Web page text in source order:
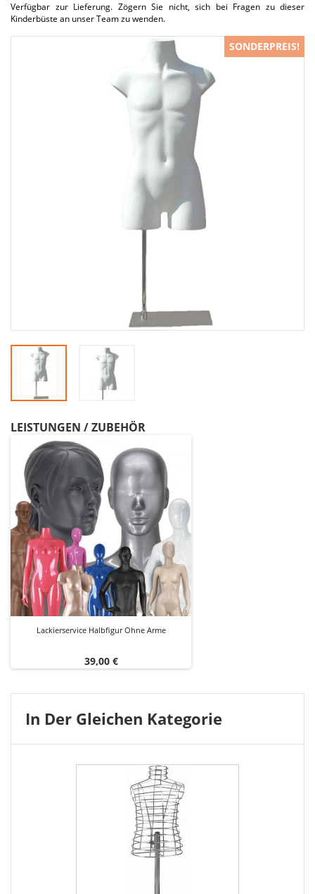
Verfügbar zur Lieferung. Zögern Sie nicht, sich bei Fragen zu dieser
Kinderbüste an unser Team zu wenden.
SONDERPREIS!
LEISTUNGEN / ZUBEHÖR
Lackierservice Halbfigur Ohne Arme
Preis
39,00 €
In Der Gleichen Kategorie